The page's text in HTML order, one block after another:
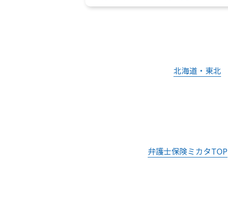
北海道・東北
弁護士保険ミカタTOP